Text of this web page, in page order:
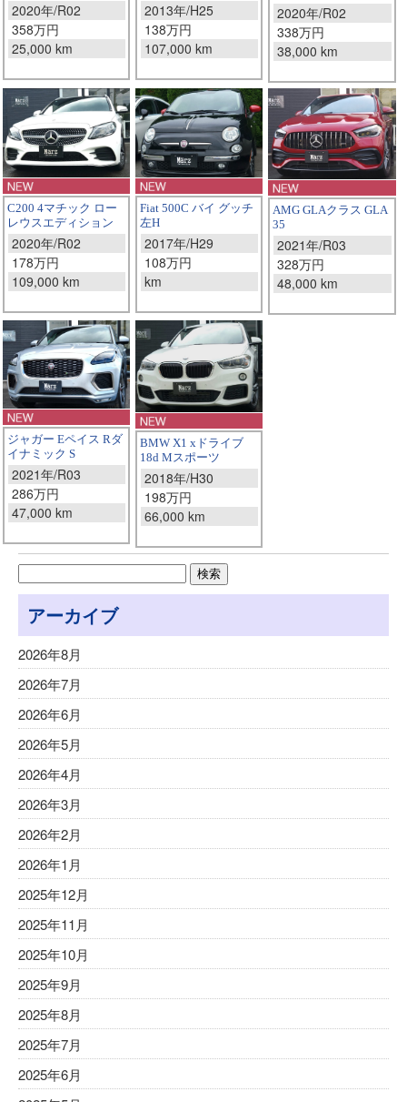
2020年/R02
358万円
25,000 km
2013年/H25
138万円
107,000 km
2020年/R02
338万円
38,000 km
C200 4マチック ロー
レウスエディション
2020年/R02
178万円
109,000 km
Fiat 500C バイ グッチ
左H
2017年/H29
108万円
km
AMG GLAクラス GLA
35
2021年/R03
328万円
48,000 km
ジャガー Eペイス Rダ
イナミック S
2021年/R03
286万円
47,000 km
BMW X1 xドライブ
18d Mスポーツ
2018年/H30
198万円
66,000 km
アーカイブ
2026年8月
2026年7月
2026年6月
2026年5月
2026年4月
2026年3月
2026年2月
2026年1月
2025年12月
2025年11月
2025年10月
2025年9月
2025年8月
2025年7月
2025年6月